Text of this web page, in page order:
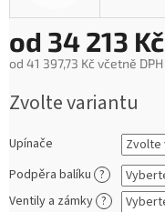
od 34 213 Kč
od 41 397,73 Kč včetně DPH
cena:
Zvolte variantu
Upínače
Podpěra balíku ?
Ventily a zámky ?